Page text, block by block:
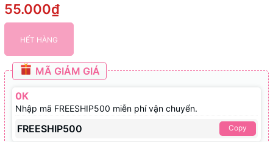
55.000₫
HẾT HÀNG
MÃ GIẢM GIÁ
0K
Nhập mã FREESHIP500 miễn phí vận chuyển.
FREESHIP500 Copy